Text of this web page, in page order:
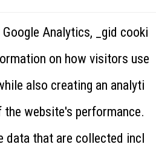
Analytics, _gid cooki
on how visitors use
also creating an analyti
website's performance.
data that are collected incl